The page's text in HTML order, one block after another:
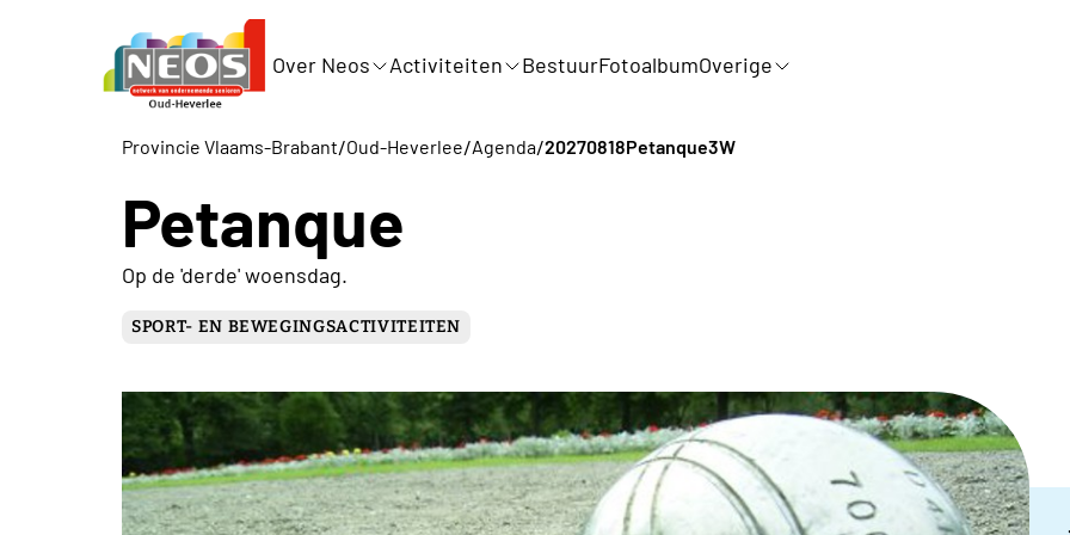
Over Neos Activiteiten BestuurFotoalbumOverige
Provincie Vlaams-Brabant/Oud-Heverlee/Agenda/20270818Petanque3W
Petanque
Op de 'derde' woensdag.
SPORT- EN BEWEGINGSACTIVITEITEN